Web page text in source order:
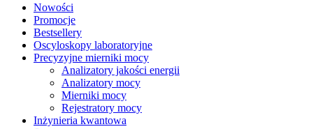
Nowości
Promocje
Bestsellery
Oscyloskopy laboratoryjne
Precyzyjne mierniki mocy
Analizatory jakości energii
Analizatory mocy
Mierniki mocy
Rejestratory mocy
Inżynieria kwantowa